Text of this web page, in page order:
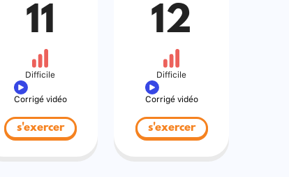
11
Difficile
Corrigé vidéo
s'exercer
12
Difficile
Corrigé vidéo
s'exercer